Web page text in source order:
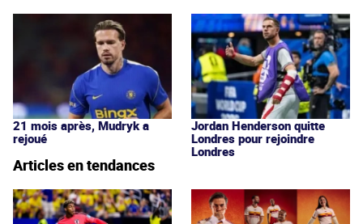
21 mois après, Mudryk a
rejoué
Jordan Henderson quitte
Londres pour rejoindre
Londres
Articles en tendances